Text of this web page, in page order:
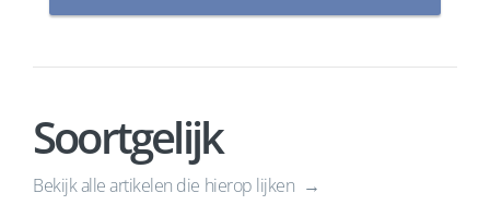
Soortgelijk
Bekijk alle artikelen die hierop lijken